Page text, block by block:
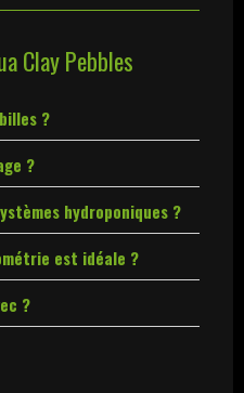
Clay Pebbles
?
?
hydroponiques ?
est idéale ?
?